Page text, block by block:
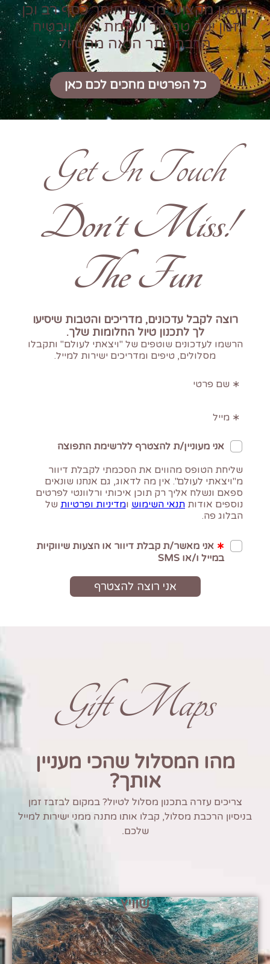
תכנון מקצועי מראש חוסך כסף רב וכן
זמן יקר טרטור ועוגמת נפש ויבטיח
הרבה יותר הנאה מהטיול
כל הפרטים מחכים לכם כאן
Get In Touch
!Don't Miss
The Fun
Gift Maps
מהו המסלול שהכי מעניין
אותך?
צריכים עזרה בתכנון מסלול לטיול? במקום לבזבז זמן
בניסיון הרכבת מסלול, קבלו אותו מתנה ממני ישירות למייל
שלכם.
שוויץ